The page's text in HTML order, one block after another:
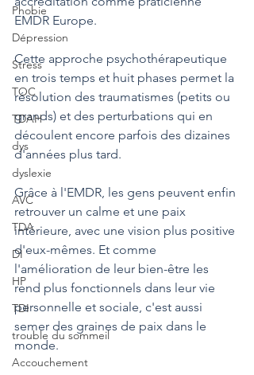
Phobie
Dépression
Stress
TOC
TDAH
dys
dyslexie
AVC
TDA
DI
HP
TDI
trouble du sommeil
Accouchement
EMDR Europe.
Cette approche psychothérapeutique
en trois temps et huit phases permet la
résolution des traumatismes (petits ou
grands) et des perturbations qui en
découlent encore parfois des dizaines
d'années plus tard.
Grâce à l'EMDR, les gens peuvent enfin
retrouver un calme et une paix
intérieure, avec une vision plus positive
d'eux-mêmes. Et comme
l'amélioration de leur bien-être les
rend plus fonctionnels dans leur vie
personnelle et sociale, c'est aussi
semer des graines de paix dans le
monde.